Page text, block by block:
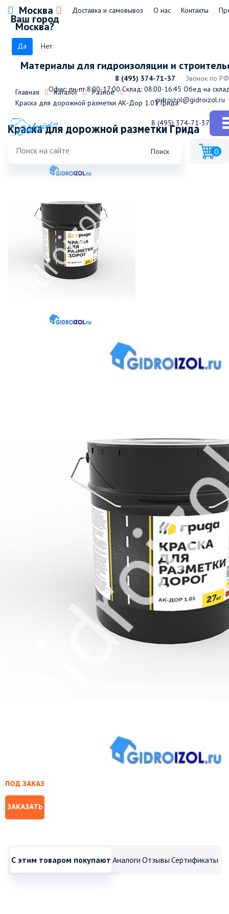
Москва
Ваш город
Москва?
Да Нет
Доставка и самовывоз О нас Контакты
Материалы для гидроизоляции и
8 (495) 374-71-37
Звонок по
Офис: пн-пт 8:00-17:00Склад: 08:00-16:45 Обед на
gidroizol@gidroizol.ru
8 (495) 374-71-37
Поиск 0
Главная Каталог
Разное
Краска для дорожной разметки АК-Дор 1.01 Грида
Краска для дорожной разметки Грида
ПОД ЗАКАЗ
ЗАКАЗАТЬ
С этим товаром покупают Аналоги Отзывы Сертификаты